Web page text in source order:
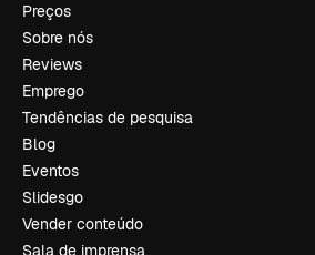
Preços
Sobre nós
Reviews
Emprego
Tendências de pesquisa
Blog
Eventos
Slidesgo
Vender conteúdo
Sala de imprensa